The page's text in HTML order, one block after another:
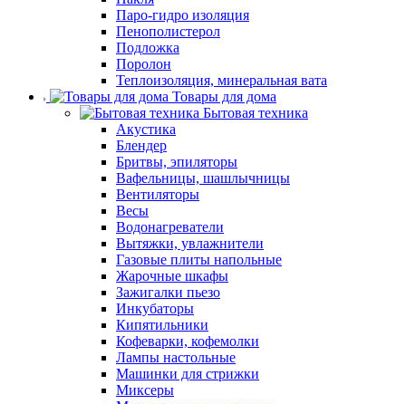
Паро-гидро изоляция
Пенополистерол
Подложка
Поролон
Теплоизоляция, минеральная вата
Товары для дома
Бытовая техника
Акустика
Блендер
Бритвы, эпиляторы
Вафельницы, шашлычницы
Вентиляторы
Весы
Водонагреватели
Вытяжки, увлажнители
Газовые плиты напольные
Жарочные шкафы
Зажигалки пьезо
Инкубаторы
Кипятильники
Кофеварки, кофемолки
Лампы настольные
Машинки для стрижки
Миксеры